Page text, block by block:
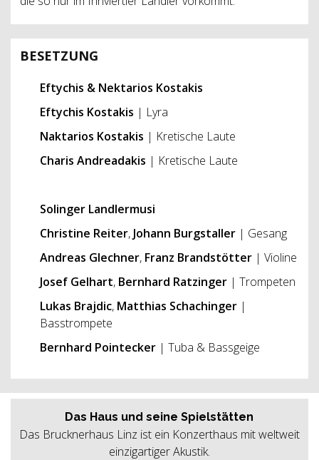
BESETZUNG
Eftychis & Nektarios Kostakis
Eftychis Kostakis | Lyra
Naktarios Kostakis | Kretische Laute
Charis Andreadakis | Kretische Laute
Solinger Landlermusi
Christine Reiter,Johann Burgstaller | Gesang
Andreas Glechner, Franz Brandstötter | Violine
Josef Gelhart, Bernhard Ratzinger | Trompeten
Lukas Brajdic, Matthias Schachinger |
Basstrompete
Bernhard Pointecker | Tuba & Bassgeige
Das Haus und seine Spielstätten
Das Brucknerhaus Linz ist ein Konzerthaus mit weltweit
einzigartiger Akustik.